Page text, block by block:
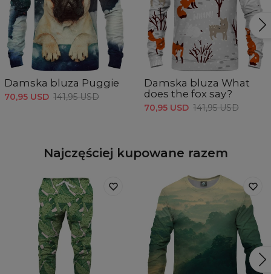
Damska bluza Puggie
70,95 USD 141,95 USD
Damska bluza What
does the fox say?
70,95 USD 141,95 USD
Najczęściej kupowane razem